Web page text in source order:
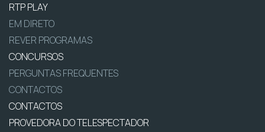
RTP PLAY
EM DIRETO
REVER PROGRAMAS
CONCURSOS
PERGUNTAS FREQUENTES
CONTACTOS
CONTACTOS
PROVEDORA DO TELESPECTADOR